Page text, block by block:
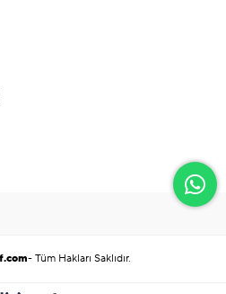
- Tüm Hakları Saklıdır.